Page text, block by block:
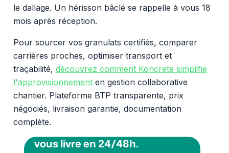
le dallage. Un hérisson bâclé se rappelle à vous 18
mois après réception.
Pour sourcer vos granulats certifiés, comparer
carrières proches, optimiser transport et
traçabilité, découvrez comment Koncrete simplifie
l'approvisionnementen gestion collaborative
chantier. Plateforme BTP transparente, prix
négociés, livraison garantie, documentation
complète.
vous livre en 24/48h.